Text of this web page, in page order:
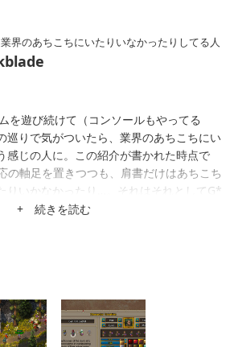
界のあちこちにいたりいなかったりしてる人
を遊び続けて（コンソールもやってる
巡りで気がついたら、業界のあちこちにい
感じの人に。この紹介が書かれた時点で
の軸足を置きつつも、肩書だけはあちこち
りいかなかったり…。それはそれとしてG*
に強いメディアになったりしないかな。
+ 続きを読む